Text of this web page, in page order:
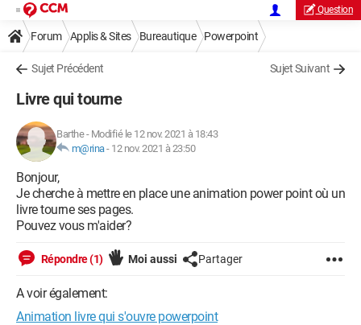
Question
Forum Applis & Sites Bureautique Powerpoint
Sujet Précédent Sujet Suivant
Livre qui tourne
Barthe- Modifié le 12 nov. 2021 à 18:43
m@rina- 12 nov. 2021 à 23:50
Bonjour,
Je cherche à mettre en place une animation power point où un
livre tourne ses pages.
Pouvez vous m'aider?
Répondre (1) Moi aussi Partager
A voir également:
Animation livre qui s'ouvre powerpoint